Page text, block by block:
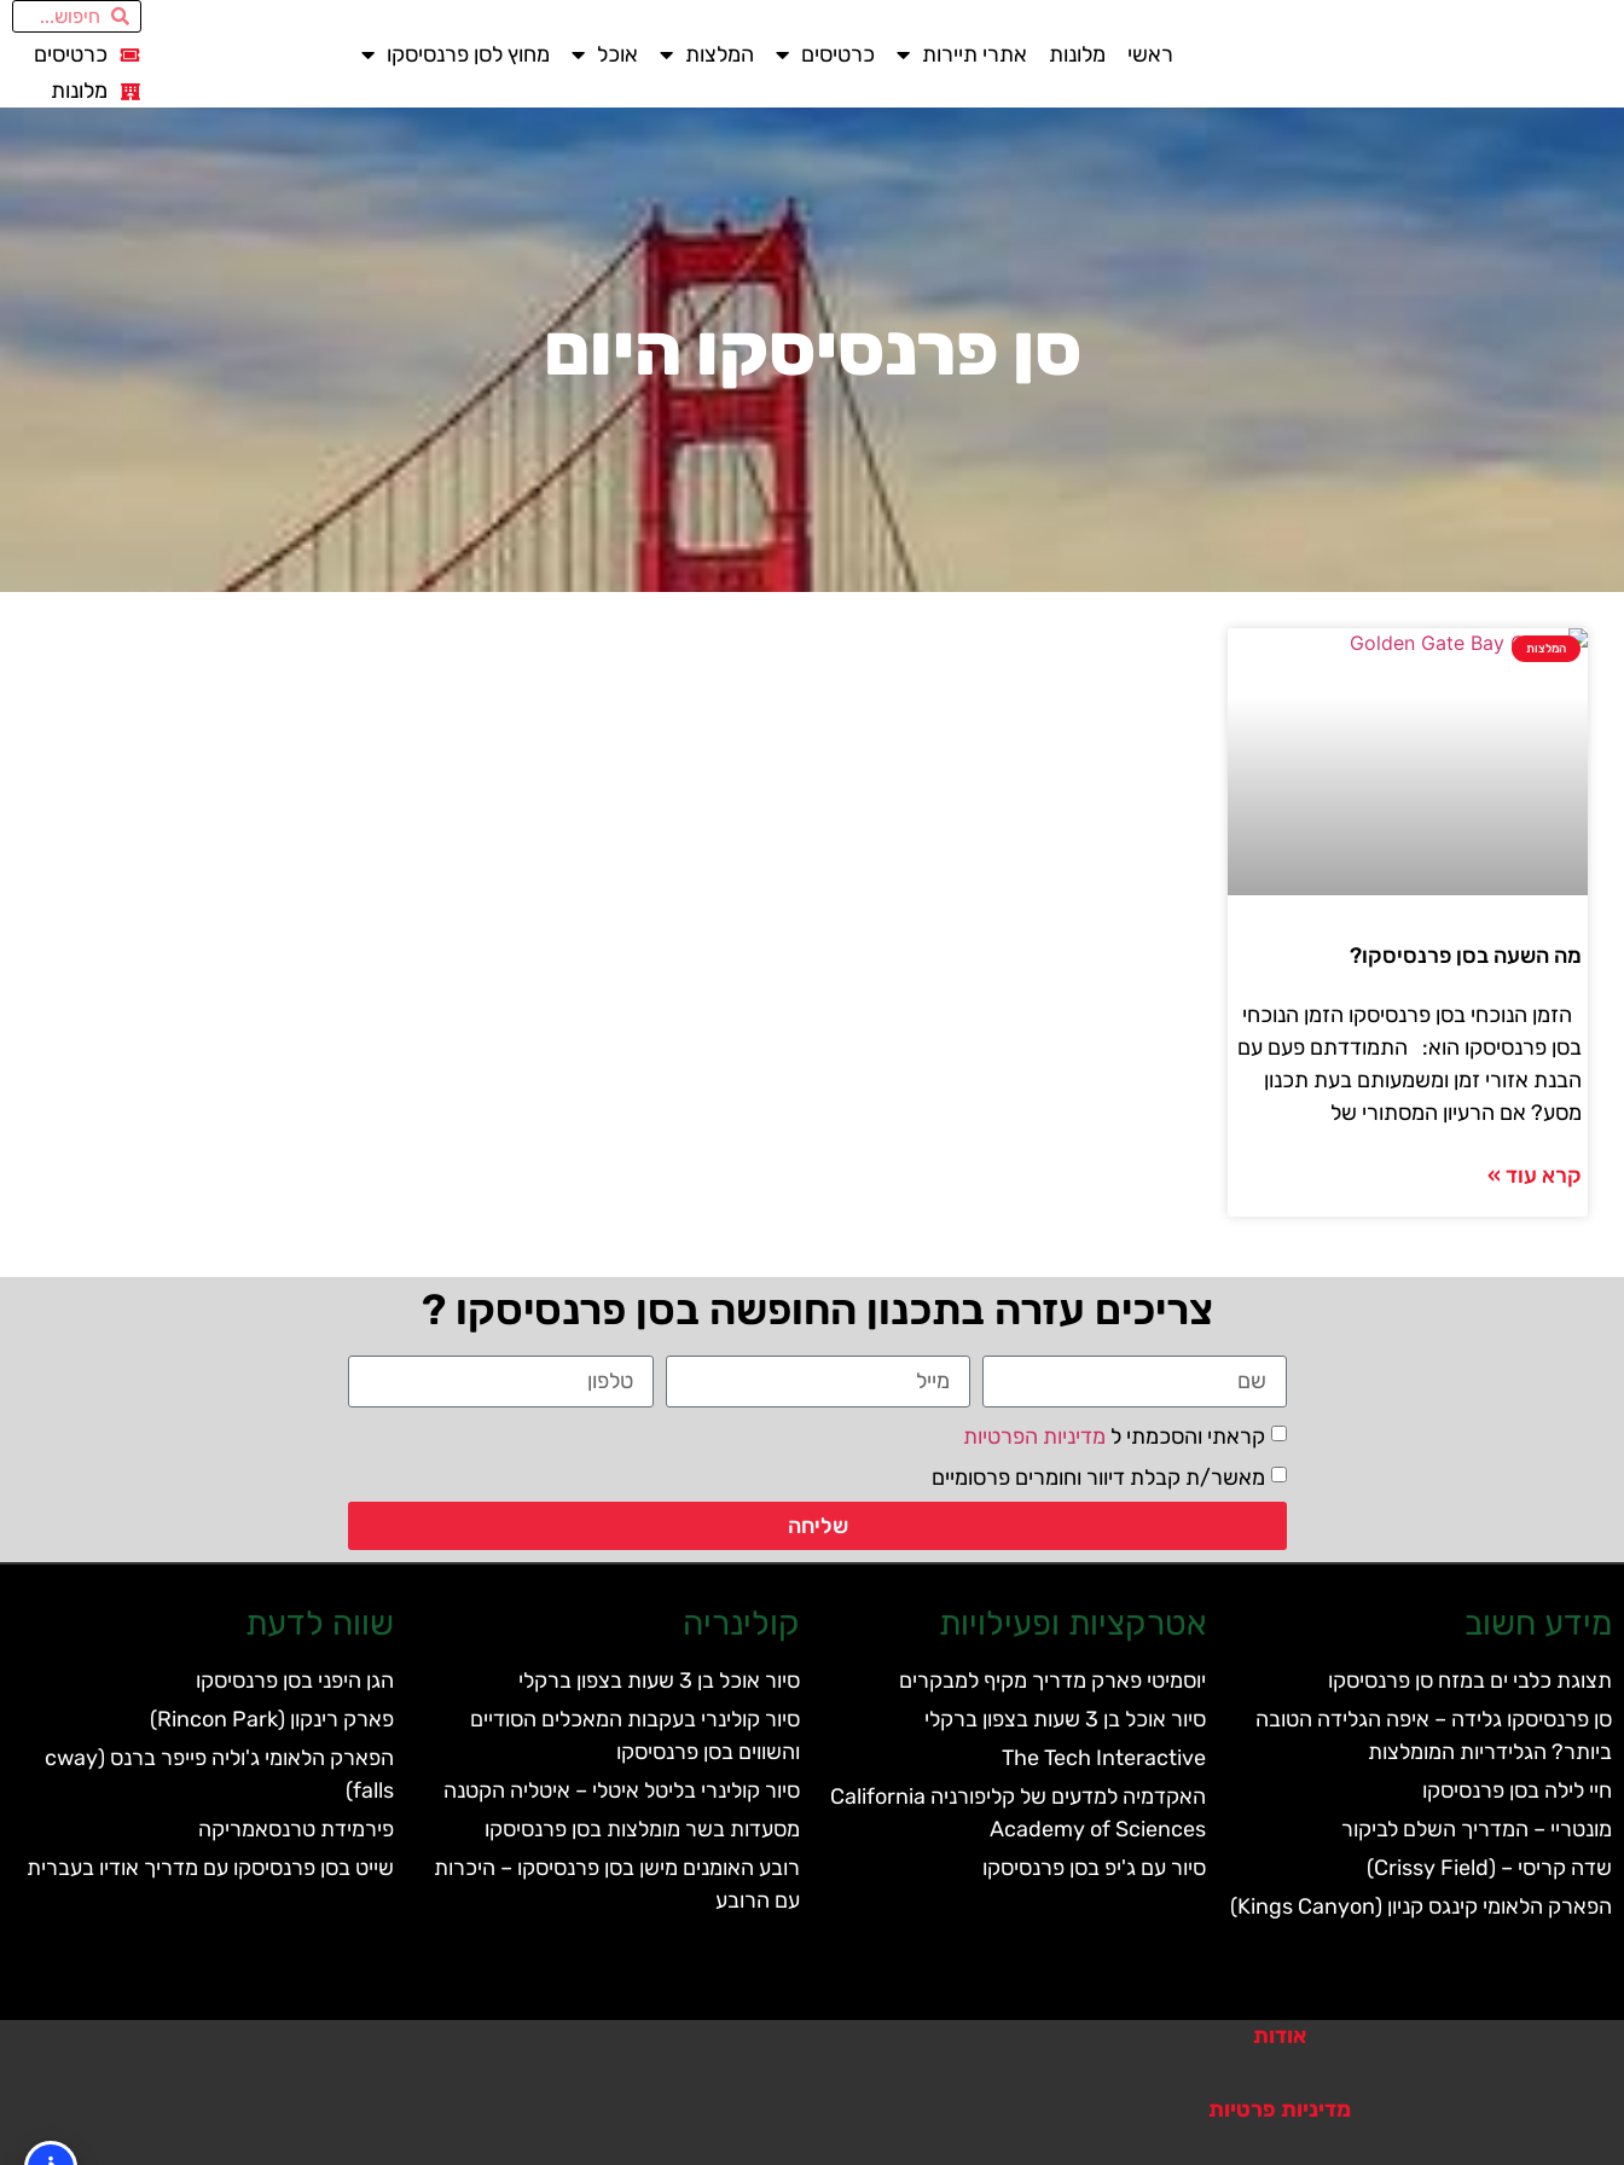
ראשי מלונות אתרי תיירות כרטיסים המלצות אוכל מחוץ לסן פרנסיסקו
כרטיסים
מלונות
סן פרנסיסקו היום
המלצות
מה השעה בסן פרנסיסקו?
הזמן הנוכחי בסן פרנסיסקו הזמן הנוכחי
בסן פרנסיסקו הוא: התמודדתם פעם עם
הבנת אזורי זמן ומשמעותם בעת תכנון
מסע? אם הרעיון המסתורי של
קרא עוד »
צריכים עזרה בתכנון החופשה בסן פרנסיסקו ?
קראתי והסכמתי ל מדיניות הפרטיות
מאשר/ת קבלת דיוור וחומרים פרסומיים
שליחה
מידע חשוב
תצוגת כלבי ים במזח סן פרנסיסקו
סן פרנסיסקו גלידה – איפה הגלידה הטובה
ביותר? הגלידריות המומלצות
חיי לילה בסן פרנסיסקו
מונטריי – המדריך השלם לביקור
שדה קריסי – (Crissy Field)
הפארק הלאומי קינגס קניון (Kings Canyon)
אטרקציות ופעילויות
יוסמיטי פארק מדריך מקיף למבקרים
סיור אוכל בן 3 שעות בצפון ברקלי
The Tech Interactive
האקדמיה למדעים של קליפורניה California
Academy of Sciences
סיור עם ג'יפ בסן פרנסיסקו
קולינריה
סיור אוכל בן 3 שעות בצפון ברקלי
סיור קולינרי בעקבות המאכלים הסודיים
והשווים בסן פרנסיסקו
סיור קולינרי בליטל איטלי – איטליה הקטנה
מסעדות בשר מומלצות בסן פרנסיסקו
רובע האומנים מישן בסן פרנסיסקו – היכרות
עם הרובע
שווה לדעת
הגן היפני בסן פרנסיסקו
פארק רינקון (Rincon Park)
הפארק הלאומי ג'וליה פייפר ברנס (cway
falls)
פירמידת טרנסאמריקה
שייט בסן פרנסיסקו עם מדריך אודיו בעברית
אודות
מדיניות פרטיות